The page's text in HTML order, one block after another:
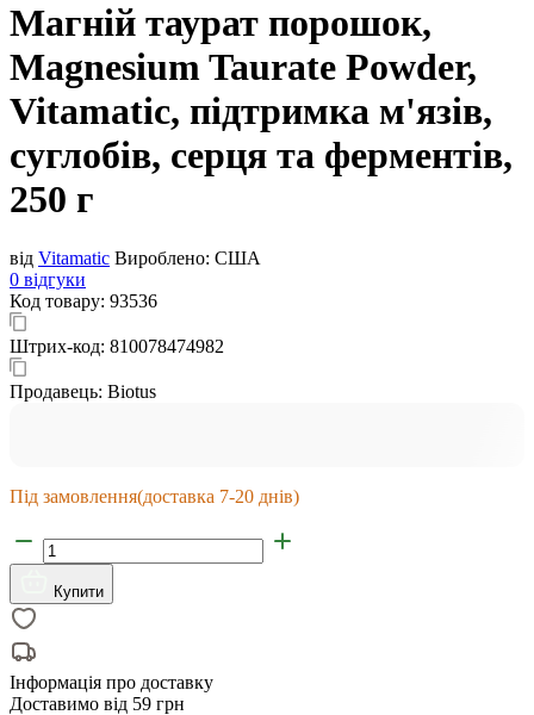
Магній таурат порошок,
Magnesium Taurate Powder,
Vitamatic, підтримка м'язів,
суглобів, серця та ферментів,
250 г
від Vitamatic Вироблено: США
0 відгуки
Код товару: 93536
Штрих-код: 810078474982
Продавець: Biotus
Під замовлення(доставка 7-20 днів)
Купити
Інформація про доставку
Доставимо від 59 грн